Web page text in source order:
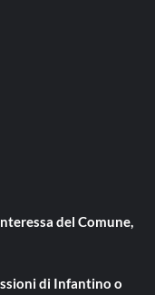
del Comune,
di Infantino o